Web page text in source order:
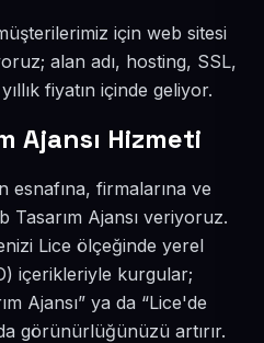
için web sitesi
alan adı, hosting, SSL,
fiyatın içinde geliyor.
Ajansı Hizmeti
esnafına, firmalarına ve
Tasarım Ajansı veriyoruz.
Lice ölçeğinde yerel
içerikleriyle kurgular;
Ajansı” ya da “Lice'de
görünürlüğünüzü artırır.